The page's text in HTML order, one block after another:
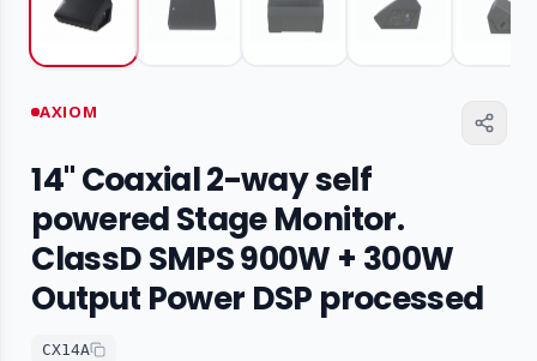
AXIOM
14" Coaxial 2-way self
powered Stage Monitor.
ClassD SMPS 900W + 300W
Output Power DSP processed
CX14A